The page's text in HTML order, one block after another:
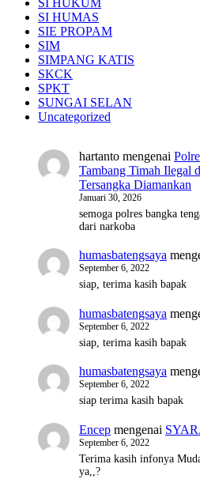
SI HUMAS
SIE PROPAM
SIM
SIMPANG KATIS
SKCK
SPKT
SUNGAI SELAN
Uncategorized
hartanto mengenai
Tambang Timah Ilegal
Tersangka Diamankan
Januari 30, 2026
semoga polres bangka
dari narkoba
humasbatengsaya
September 6, 2022
siap, terima kasih bapak
humasbatengsaya
September 6, 2022
siap, terima kasih bapak
humasbatengsaya
September 6, 2022
siap terima kasih bapak
Encep mengenai
September 6, 2022
Terima kasih infonya
ya,,?